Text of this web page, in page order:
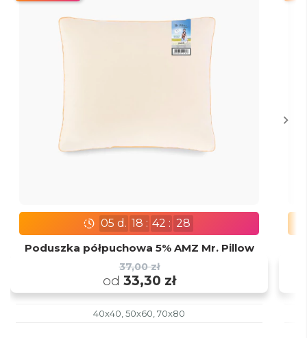
05 d. 18 : 42 : 27
Poduszka półpuchowa 5% AMZ Mr. Pillow
37,00 zł
od 33,30 zł
40x40, 50x60, 70x80